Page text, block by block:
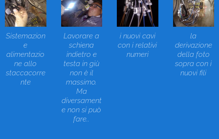
Sistemazion
e
alimentazio
ne allo
staccacorre
nte
Lavorare a
schiena
indietro e
testa in giù
non è il
massimo.
Ma
diversament
e non si può
fare..
i nuovi cavi
con i relativi
numeri
la
derivazione
della foto
sopra con i
nuovi fili